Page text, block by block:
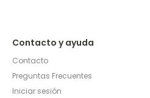
Contacto y ayuda
Contacto
Preguntas Frecuentes
Iniciar sesión